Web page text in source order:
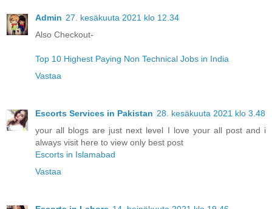
Admin 27. kesäkuuta 2021 klo 12.34
Also Checkout-
Top 10 Highest Paying Non Technical Jobs in India
Vastaa
Escorts Services in Pakistan 28. kesäkuuta 2021 klo 3.48
your all blogs are just next level I love your all post and i
always visit here to view only best post
Escorts in Islamabad
Vastaa